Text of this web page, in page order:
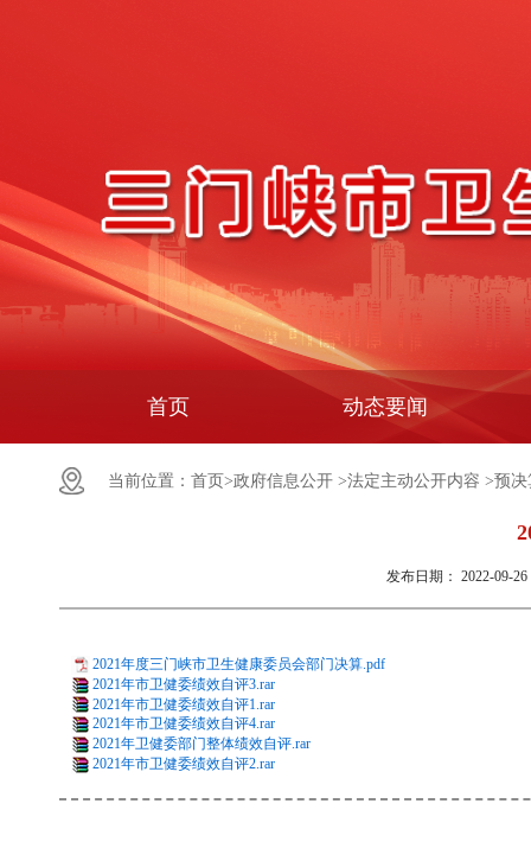
首页 动态要闻
当前位置： 首页>政府信息公开 >法定主动公开内容 >预决
发布日期： 2022-09-26
2021年度三门峡市卫生健康委员会部门决算.pdf
2021年市卫健委绩效自评3.rar
2021年市卫健委绩效自评1.rar
2021年市卫健委绩效自评4.rar
2021年卫健委部门整体绩效自评.rar
2021年市卫健委绩效自评2.rar